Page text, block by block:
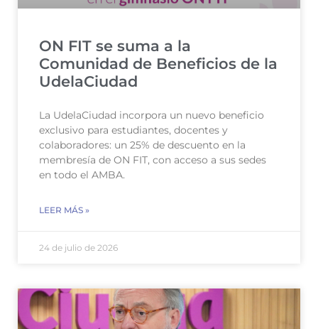
ON FIT se suma a la
Comunidad de Beneficios de la
UdelaCiudad
La UdelaCiudad incorpora un nuevo beneficio
exclusivo para estudiantes, docentes y
colaboradores: un 25% de descuento en la
membresía de ON FIT, con acceso a sus sedes
en todo el AMBA.
LEER MÁS »
24 de julio de 2026